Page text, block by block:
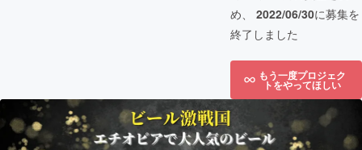
め、 2022/06/30に募集を
終了しました
もう一度プロジェク
トをやってほしい